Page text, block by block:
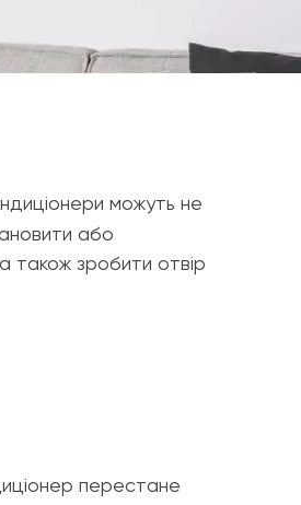
можуть не
або
також зробити отвір
перестане